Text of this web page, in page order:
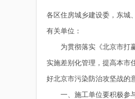
各区住房城乡建设委，东城
有关单位：
为贯彻落实《北京市打赢
实施差别化管理，提高本市
好北京市污染防治攻坚战的
一、施工单位要积极参与